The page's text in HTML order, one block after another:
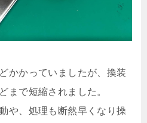
かかっていましたが、換装
まで短縮されました。
や、処理も断然早くなり操